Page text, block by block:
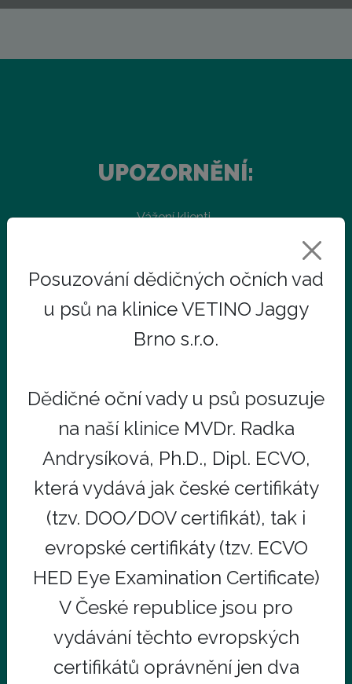
UPOZORNĚNÍ:
Vážení klienti,
pro Vaše parkování máme stále zajištěné 2 parkovací
místa v areálu Autoservisu naproti vstupu do kliniky, více
informací a mapku umístění parkovacích míst najdete po
kliknutí na tlačítko INFO. Místa jsou označena cedulkou a
o uvolnění místa pro dalšího klienta.
Vážení klienti,
veškeré veterinární služby jsou stále v původní budově
č.p. 5 (pohotovost, neurologie, interna, chirurgie,
rehabilitace). Na budově č.p. 10 se nachází pouze
Děkujeme za pochopení.
Posuzování dědičných očních vad
u psů na klinice VETINO Jaggy
Brno s.r.o.
Dědičné oční vady u psů posuzuje
na naší klinice MVDr. Radka
Andrysíková, Ph.D., Dipl. ECVO,
která vydává jak české certifikáty
(tzv. DOO/DOV certifikát), tak i
evropské certifikáty (tzv. ECVO
HED Eye Examination Certificate)
V České republice jsou pro
vydávání těchto evropských
certifikátů oprávnění jen dva